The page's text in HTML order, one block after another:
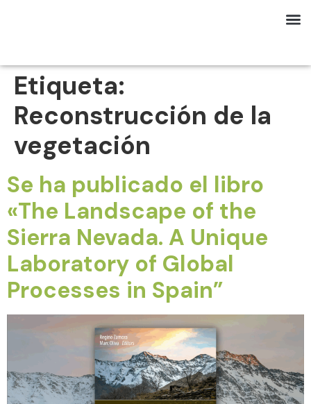
Etiqueta:
Reconstrucción de la
vegetación
Se ha publicado el libro
«The Landscape of the
Sierra Nevada. A Unique
Laboratory of Global
Processes in Spain”